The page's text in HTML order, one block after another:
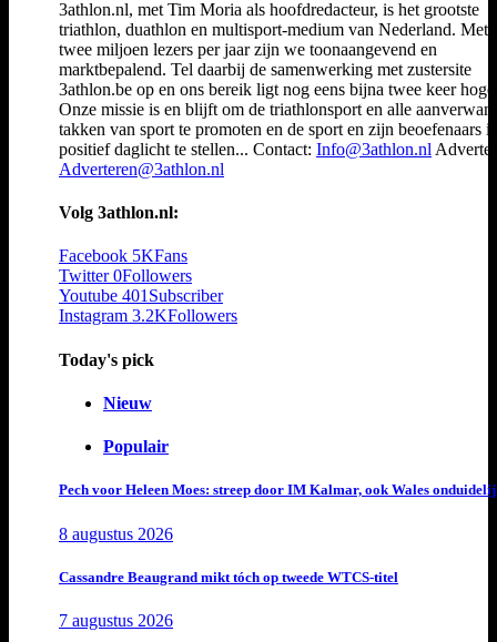
3athlon.nl, met Tim Moria als hoofdredacteur, is het grootste
triathlon, duathlon en multisport-medium van Nederland. Met
twee miljoen lezers per jaar zijn we toonaangevend en
marktbepalend. Tel daarbij de samenwerking met zustersite
3athlon.be op en ons bereik ligt nog eens bijna twee keer
Onze missie is en blijft om de triathlonsport en alle
takken van sport te promoten en de sport en zijn beoefenaars
positief daglicht te stellen... Contact: Info@3athlon.nl
Adverteren@3athlon.nl
Volg 3athlon.nl:
Facebook 5KFans
Twitter 0Followers
Youtube 401Subscriber
Instagram 3.2KFollowers
Today's pick
Nieuw
Populair
Pech voor Heleen Moes: streep door IM Kalmar, ook Wales
8 augustus 2026
Cassandre Beaugrand mikt tóch op tweede WTCS-titel
7 augustus 2026